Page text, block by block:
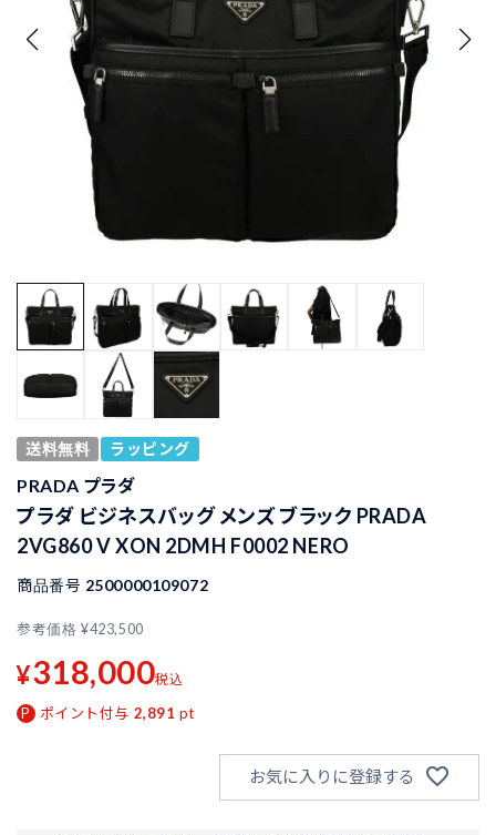
送料無料 ラッピング
PRADA プラダ
プラダ ビジネスバッグ メンズ ブラック PRADA
2VG860 V XON 2DMH F0002 NERO
商品番号 2500000109072
参考価格 ¥423,500
¥318,000税込
ポイント付与 2,891 pt
お気に入りに登録する